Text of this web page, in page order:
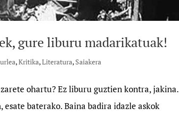
gure liburu madarikatuak!
,Kritika,Literatura, Saiakera
ohartu? Ez liburu guztien kontra, jakina.
baterako. Baina badira idazle askok